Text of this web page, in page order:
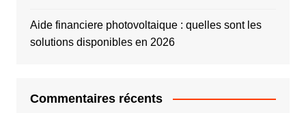
Aide financiere photovoltaique : quelles sont les
solutions disponibles en 2026
Commentaires récents